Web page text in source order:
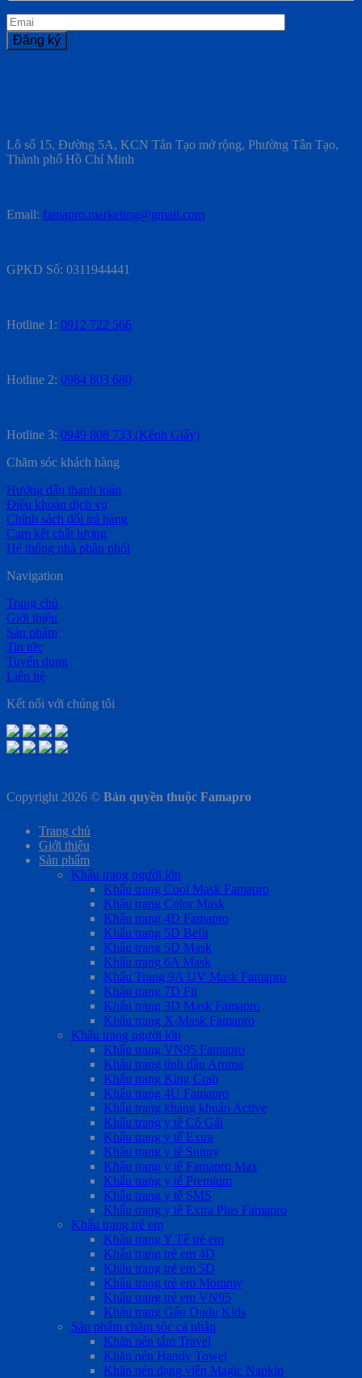
Lô số 15, Đường 5A, KCN Tân Tạo mở rộng, Phường Tân Tạo,
Thành phố Hồ Chí Minh
Email: famapro.marketing@gmail.com
GPKD Số: 0311944441
Hotline 1: 0912 722 566
Hotline 2: 0984 803 680
Hotline 3: 0949 808 733 (Kênh Giấy)
Chăm sóc khách hàng
Hướng dẫn thanh toán
Điều khoản dịch vụ
Chính sách đổi trả hàng
Cam kết chất lượng
Hệ thống nhà phân phối
Navigation
Trang chủ
Giới thiệu
Sản phẩm
Tin tức
Tuyển dụng
Liên hệ
Kết nối với chúng tôi
Copyright 2026 © Bản quyền thuộc Famapro
Trang chủ
Giới thiệu
Sản phẩm
Khẩu trang người lớn
Khẩu trang Cool Mask Famapro
Khẩu trang Color Mask
Khẩu trang 4D Famapro
Khẩu trang 5D Befit
Khẩu trang 5D Mask
Khẩu trang 6A Mask
Khẩu Trang 9A UV Mask Famapro
Khẩu trang 7D Fit
Khẩu trang 3D Mask Famapro
Khẩu trang X-Mask Famapro
Khẩu trang người lớn
Khẩu trang VN95 Famapro
Khẩu trang tinh dầu Aroma
Khẩu trang King Crab
Khẩu trang 4U Famapro
Khẩu trang kháng khuẩn Active
Khẩu trang y tế Cô Gái
Khẩu trang y tế Extra
Khẩu trang y tế Sunny
Khẩu trang y tế Famapro Max
Khẩu trang y tế Premium
Khẩu trang y tế SMS
Khẩu trang y tế Extra Plus Famapro
Khẩu trang trẻ em
Khẩu trang Y Tế trẻ em
Khẩu trang trẻ em 4D
Khẩu trang trẻ em 5D
Khẩu trang trẻ em Mommy
Khẩu trang trẻ em VN95
Khẩu trang Gấu Dudu Kids
Sản phẩm chăm sóc cá nhân
Khăn nén tắm Travel
Khăn nén Handy Towel
Khăn nén dạng viên Magic Napkin